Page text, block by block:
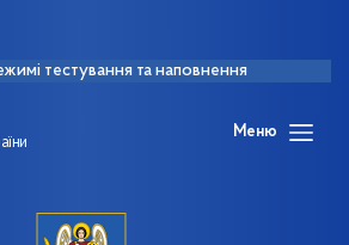
тестування та наповнення
Меню